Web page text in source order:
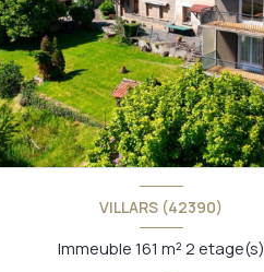
VILLARS (42390)
Immeuble 161 m² 2 etage(s)